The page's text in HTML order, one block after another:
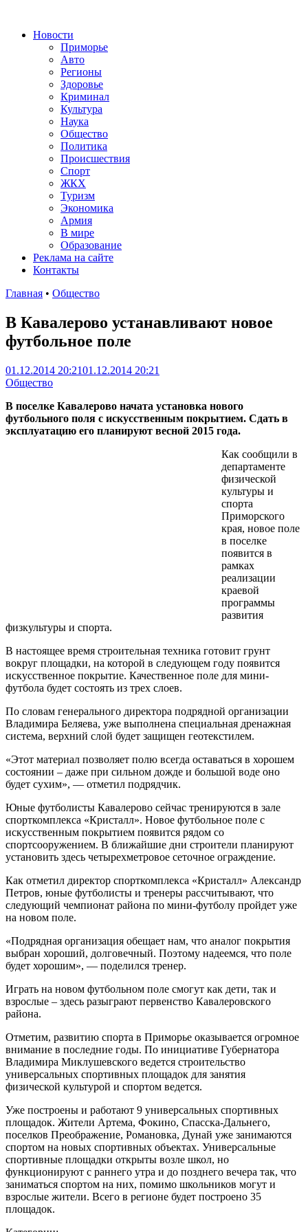
Новости
Приморье
Авто
Регионы
Здоровье
Криминал
Культура
Наука
Общество
Политика
Происшествия
Спорт
ЖКХ
Туризм
Экономика
Армия
В мире
Образование
Реклама на сайте
Контакты
Главная • Общество
В Кавалерово устанавливают новое
футбольное поле
01.12.2014 20:2101.12.2014 20:21
Общество
В поселке Кавалерово начата установка нового
футбольного поля с искусственным покрытием. Сдать в
эксплуатацию его планируют весной 2015 года.
Как сообщили в
департаменте
физической
культуры и
спорта
Приморского
края, новое поле
в поселке
появится в
рамках
реализации
краевой
программы
развития
физкультуры и спорта.
В настоящее время строительная техника готовит грунт
вокруг площадки, на которой в следующем году появится
искусственное покрытие. Качественное поле для мини-
футбола будет состоять из трех слоев.
По словам генерального директора подрядной организации
Владимира Беляева, уже выполнена специальная дренажная
система, верхний слой будет защищен геотекстилем.
«Этот материал позволяет полю всегда оставаться в хорошем
состоянии – даже при сильном дожде и большой воде оно
будет сухим», — отметил подрядчик.
Юные футболисты Кавалерово сейчас тренируются в зале
спорткомплекса «Кристалл». Новое футбольное поле с
искусственным покрытием появится рядом со
спортсооружением. В ближайшие дни строители планируют
установить здесь четырехметровое сеточное ограждение.
Как отметил директор спорткомплекса «Кристалл» Александр
Петров, юные футболисты и тренеры рассчитывают, что
следующий чемпионат района по мини-футболу пройдет уже
на новом поле.
«Подрядная организация обещает нам, что аналог покрытия
выбран хороший, долговечный. Поэтому надеемся, что поле
будет хорошим», — поделился тренер.
Играть на новом футбольном поле смогут как дети, так и
взрослые – здесь разыграют первенство Кавалеровского
района.
Отметим, развитию спорта в Приморье оказывается огромное
внимание в последние годы. По инициативе Губернатора
Владимира Миклушевского ведется строительство
универсальных спортивных площадок для занятия
физической культурой и спортом ведется.
Уже построены и работают 9 универсальных спортивных
площадок. Жители Артема, Фокино, Спасска-Дальнего,
поселков Преображение, Романовка, Дунай уже занимаются
спортом на новых спортивных объектах. Универсальные
спортивные площадки открыты возле школ, но
функционируют с раннего утра и до позднего вечера так, что
заниматься спортом на них, помимо школьников могут и
взрослые жители. Всего в регионе будет построено 35
площадок.